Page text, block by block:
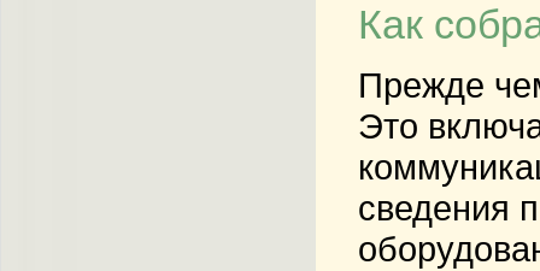
Как
Прежде
Это
сведения